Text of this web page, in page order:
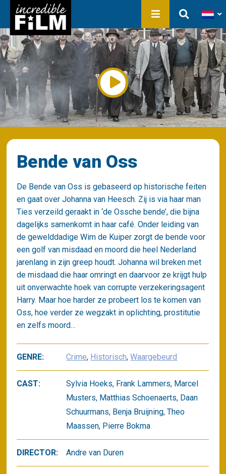
Film Production
In ontwikkeling
Producties
Bibliotheek
Over ons
Contact
Bende van Oss
De Bende van Oss is gebaseerd op historische feiten
en gaat over Johanna van Heesch. Zij is via haar man
Ties verzeild geraakt in ‘de Ossche bende’, die bijna
dagelijks samenkomt in haar café. Onder leiding van
de gewelddadige Wim de Kuiper zorgt de bende voor
een golf van misdaad en moord die heel Nederland
jarenlang in zijn greep houdt. Johanna wil breken met
de misdaad die haar omringt en daarvoor ze krijgt hulp
uit onverwachte hoek van corrupte verzekeringsagent
Harry. Maar hoe harder ze probeert los te komen van
Oss, hoe verder ze wegzakt in oplichting, prostitutie
en zelfs moord…
GENRE: Crime, Historisch,Waargebeurd
CAST:
Sylvia Hoeks, Frank Lammers, Marcel
Musters, Matthias Schoenaerts, Daan
Schuurmans, Benja Bruijning, Theo
Maassen, Pierre Bokma
DIRECTOR: Andre van Duren